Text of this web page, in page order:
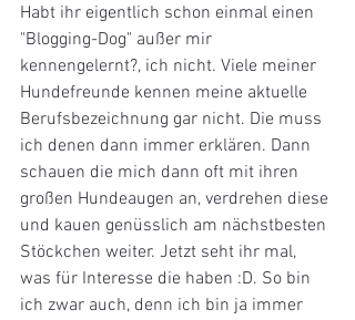
Habt ihr eigentlich schon einmal einen
"Blogging-Dog" außer mir
kennengelernt?, ich nicht. Viele meiner
Hundefreunde kennen meine aktuelle
Berufsbezeichnung gar nicht. Die muss
ich denen dann immer erklären. Dann
schauen die mich dann oft mit ihren
großen Hundeaugen an, verdrehen diese
und kauen genüsslich am nächstbesten
Stöckchen weiter. Jetzt seht ihr mal,
was für Interesse die haben :D. So bin
ich zwar auch, denn ich bin ja immer